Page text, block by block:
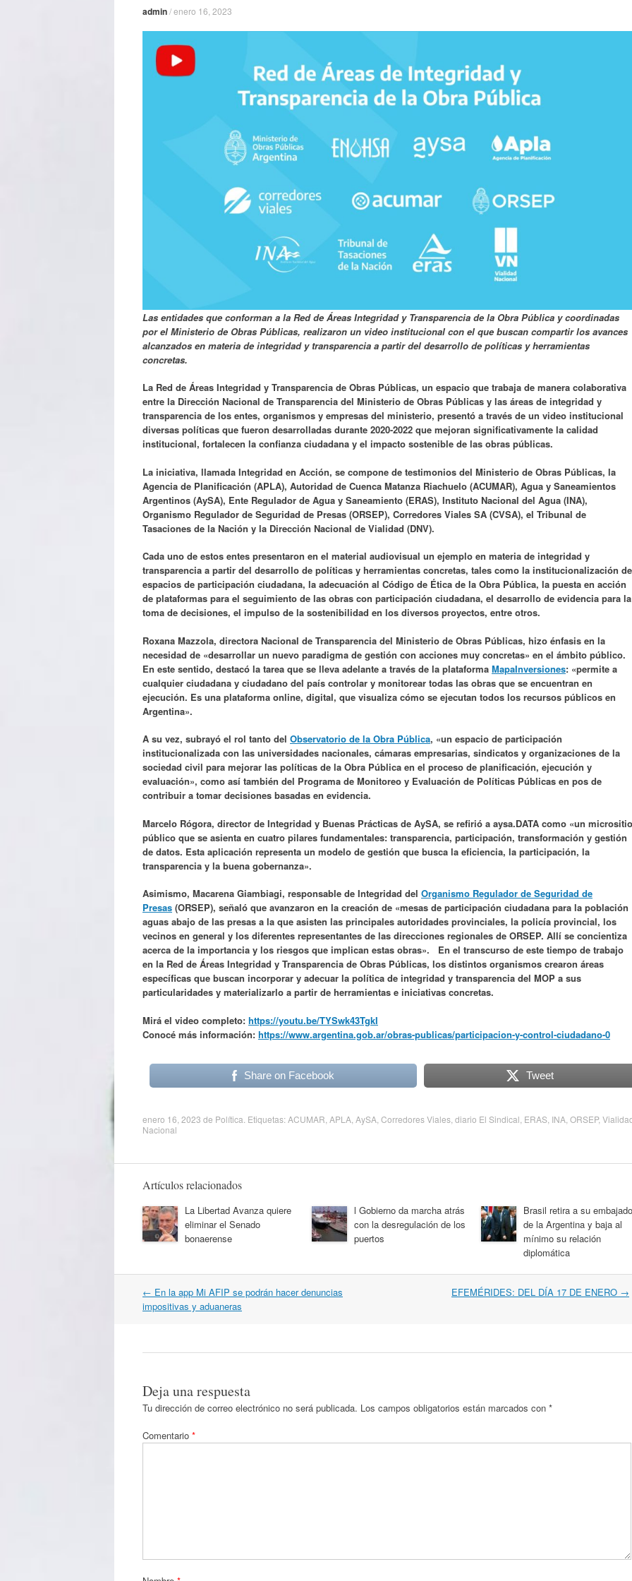
admin/enero 16, 2023
Las entidades que conforman a la Red de Áreas Integridad y Transparencia de la Obra Pública y coordinadas
por el Ministerio de Obras Públicas, realizaron un video institucional con el que buscan compartir los avances
alcanzados en materia de integridad y transparencia a partir del desarrollo de políticas y herramientas
concretas.
La Red de Áreas Integridad y Transparencia de Obras Públicas, un espacio que trabaja de manera colaborativa
entre la Dirección Nacional de Transparencia del Ministerio de Obras Públicas y las áreas de integridad y
transparencia de los entes, organismos y empresas del ministerio, presentó a través de un video institucional
diversas políticas que fueron desarrolladas durante 2020-2022 que mejoran significativamente la calidad
institucional, fortalecen la confianza ciudadana y el impacto sostenible de las obras públicas.
La iniciativa, llamada Integridad en Acción, se compone de testimonios del Ministerio de Obras Públicas, la
Agencia de Planificación (APLA), Autoridad de Cuenca Matanza Riachuelo (ACUMAR), Agua y Saneamientos
Argentinos (AySA), Ente Regulador de Agua y Saneamiento (ERAS), Instituto Nacional del Agua (INA),
Organismo Regulador de Seguridad de Presas (ORSEP), Corredores Viales SA (CVSA), el Tribunal de
Tasaciones de la Nación y la Dirección Nacional de Vialidad (DNV).
Cada uno de estos entes presentaron en el material audiovisual un ejemplo en materia de integridad y
transparencia a partir del desarrollo de políticas y herramientas concretas, tales como la institucionalización de
espacios de participación ciudadana, la adecuación al Código de Ética de la Obra Pública, la puesta en acción
de plataformas para el seguimiento de las obras con participación ciudadana, el desarrollo de evidencia para la
toma de decisiones, el impulso de la sostenibilidad en los diversos proyectos, entre otros.
Roxana Mazzola, directora Nacional de Transparencia del Ministerio de Obras Públicas, hizo énfasis en la
necesidad de «desarrollar un nuevo paradigma de gestión con acciones muy concretas» en el ámbito público.
En este sentido, destacó la tarea que se lleva adelante a través de la plataforma MapaInversiones: «permite a
cualquier ciudadana y ciudadano del país controlar y monitorear todas las obras que se encuentran en
ejecución. Es una plataforma online, digital, que visualiza cómo se ejecutan todos los recursos públicos en
Argentina».
A su vez, subrayó el rol tanto del Observatorio de la Obra Pública, «un espacio de participación
institucionalizada con las universidades nacionales, cámaras empresarias, sindicatos y organizaciones de la
sociedad civil para mejorar las políticas de la Obra Pública en el proceso de planificación, ejecución y
evaluación», como así también del Programa de Monitoreo y Evaluación de Políticas Públicas en pos de
contribuir a tomar decisiones basadas en evidencia.
Marcelo Rógora, director de Integridad y Buenas Prácticas de AySA, se refirió a aysa.DATA como «un micrositio
público que se asienta en cuatro pilares fundamentales: transparencia, participación, transformación y gestión
de datos. Esta aplicación representa un modelo de gestión que busca la eficiencia, la participación, la
transparencia y la buena gobernanza».
Asimismo, Macarena Giambiagi, responsable de Integridad del Organismo Regulador de Seguridad de
Presas (ORSEP), señaló que avanzaron en la creación de «mesas de participación ciudadana para la población
aguas abajo de las presas a la que asisten las principales autoridades provinciales, la policía provincial, los
vecinos en general y los diferentes representantes de las direcciones regionales de ORSEP. Allí se concientiza
acerca de la importancia y los riesgos que implican estas obras». En el transcurso de este tiempo de trabajo
en la Red de Áreas Integridad y Transparencia de Obras Públicas, los distintos organismos crearon áreas
específicas que buscan incorporar y adecuar la política de integridad y transparencia del MOP a sus
particularidades y materializarlo a partir de herramientas e iniciativas concretas.
Mirá el video completo: https://youtu.be/TYSwk43TgkI
Conocé más información: https://www.argentina.gob.ar/obras-publicas/participacion-y-control-ciudadano-0
Share on Facebook Tweet
enero 16, 2023 de Política . Etiquetas:ACUMAR APLA AySA Corredores Viales diario El Sindical ERAS INA ORSEP,
Nacional
Artículos relacionados
La Libertad Avanza quiere
eliminar el Senado
bonaerense
l Gobierno da marcha atrás
con la desregulación de los
puertos
Brasil retira a su
de la Argentina y baja al
mínimo su relación
diplomática
Navegación
por
← En la app Mi AFIP se podrán hacer denuncias
impositivas y aduaneras
EFEMÉRIDES: DEL DÍA 17 DE ENERO →
Deja una respuesta
Tu dirección de correo electrónico no será publicada. Los campos obligatorios están marcados con *
Comentario *